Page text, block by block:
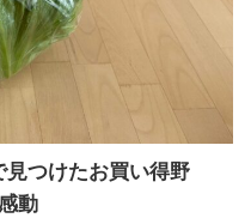
つけたお買い得野
動